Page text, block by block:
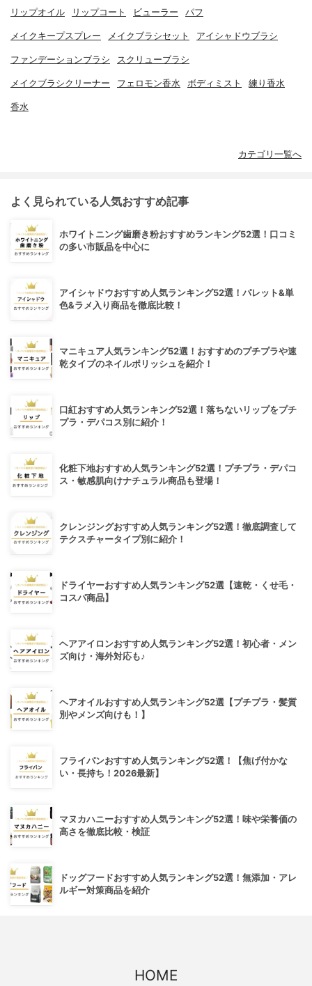
リップオイル リップコート ビューラー パフ
メイクキープスプレー メイクブラシセット アイシャドウブラシ
ファンデーションブラシ スクリューブラシ
メイクブラシクリーナー フェロモン香水 ボディミスト 練り香水
香水
カテゴリ一覧へ
よく見られている人気おすすめ記事
ホワイトニング歯磨き粉おすすめランキング52選！口コミ
の多い市販品を中心に
アイシャドウおすすめ人気ランキング52選！パレット&単
色&ラメ入り商品を徹底比較！
マニキュア人気ランキング52選！おすすめのプチプラや速
乾タイプのネイルポリッシュを紹介！
口紅おすすめ人気ランキング52選！落ちないリップをプチ
プラ・デパコス別に紹介！
化粧下地おすすめ人気ランキング52選！プチプラ・デパコ
ス・敏感肌向けナチュラル商品も登場！
クレンジングおすすめ人気ランキング52選！徹底調査して
テクスチャータイプ別に紹介！
ドライヤーおすすめ人気ランキング52選【速乾・くせ毛・
コスパ商品】
ヘアアイロンおすすめ人気ランキング52選！初心者・メン
ズ向け・海外対応も♪
ヘアオイルおすすめ人気ランキング52選【プチプラ・髪質
別やメンズ向けも！】
フライパンおすすめ人気ランキング52選！【焦げ付かな
い・長持ち！2026最新】
マヌカハニーおすすめ人気ランキング52選！味や栄養価の
高さを徹底比較・検証
ドッグフードおすすめ人気ランキング52選！無添加・アレ
ルギー対策商品を紹介
HOME